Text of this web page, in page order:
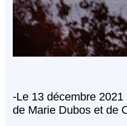
-Le 13 décembre
de Marie Dubos et de